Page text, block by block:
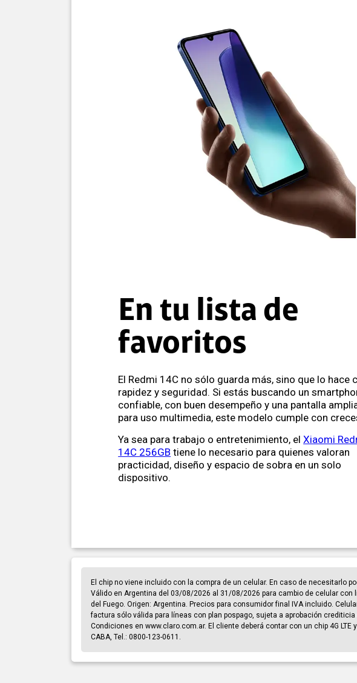
En tu lista de
favoritos
El Redmi 14C no sólo guarda más, sino que lo hace
rapidez y seguridad. Si estás buscando un
confiable, con buen desempeño y una pantalla
para uso multimedia, este modelo cumple con
Ya sea para trabajo o entretenimiento, elXiaomi
14C 256GB tiene lo necesario para quienes valoran
practicidad, diseño y espacio de sobra en un solo
dispositivo.
El chip no viene incluido con la compra de un celular. En caso de necesitarlo
Válido en Argentina del 03/08/2026 al 31/08/2026 para cambio de celular con
del Fuego. Origen: Argentina. Precios para consumidor final IVA incluido.
factura sólo válida para líneas con plan pospago, sujeta a aprobación
Condiciones en www.claro.com.ar. El cliente deberá contar con un chip 4G
CABA, Tel.: 0800-123-0611.